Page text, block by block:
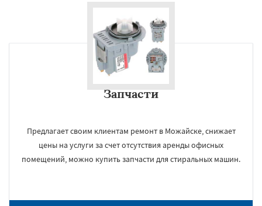
Запчасти
Предлагает своим клиентам ремонт в Можайске, снижает
цены на услуги за счет отсутствия аренды офисных
помещений, можно купить запчасти для стиральных машин.